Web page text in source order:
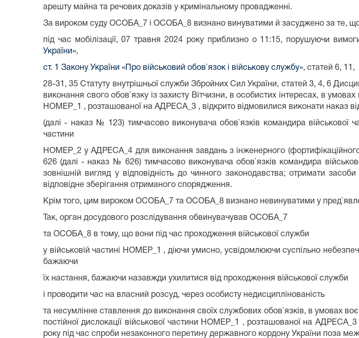
арешту майна та речових доказів у кримінальному провадженні.
За вироком суду ОСОБА_7 і ОСОБА_8 визнано винуватими й засуджено за те,
під час мобілізації, 07 травня 2024 року приблизно о 11:15, порушуючи
України»,
ст. 1 Закону України «Про військовий обов`язок і військову службу», статей 6, 11,
28-31, 35 Статуту внутрішньої служби Збройних Сил України, статей 3, 4, 6
виконання свого обов`язку із захисту Вітчизни, в особистих інтересах, в
НОМЕР_1 , розташованої на АДРЕСА_3 , відкрито відмовилися виконати наказ
(далі - наказ № 123) тимчасово виконувача обов`язків командира
частини
НОМЕР_2 у АДРЕСА_4 для виконання завдань з інженерного
626 (далі - наказ № 626) тимчасово виконувача обов`язків командира
зовнішній вигляд у відповідність до чинного законодавства; отримати
відповідне зберігання отриманого спорядження.
Крім того, цим вироком ОСОБА_7 та ОСОБА_8 визнано невинуватими у
Так, орган досудового розслідування обвинувачував ОСОБА_7
та ОСОБА_8 в тому, що вони під час проходження військової служби
у військовій частині НОМЕР_1 , діючи умисно, усвідомлюючи суспільно
бажаючи
їх настання, бажаючи назавжди ухилитися від проходження військової служби
і проводити час на власний розсуд, через особисту недисциплінованість
та несумлінне ставлення до виконання своїх службових обов`язків, в умовах
постійної дислокації військової частини НОМЕР_1 , розташованої на
року під час спроби незаконного перетину державного кордону України поза